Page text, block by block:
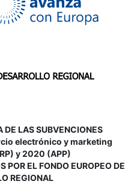
DE LAS SUBVENCIONES
electrónico y marketing
y 2020 (APP)
POR EL FONDO EUROPEO DE
REGIONAL